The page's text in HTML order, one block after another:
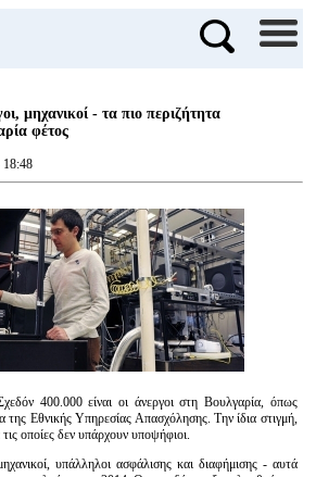
μηχανικοί - τα πιο περιζήτητα
φέτος
400.000 είναι οι άνεργοι στη Βουλγαρία, όπως
της Εθνικής Υπηρεσίας Απασχόλησης. Την ίδια στιγμή,
οποίες δεν υπάρχουν υποψήφιοι.
υπάλληλοι ασφάλισης και διαφήμισης - αυτά